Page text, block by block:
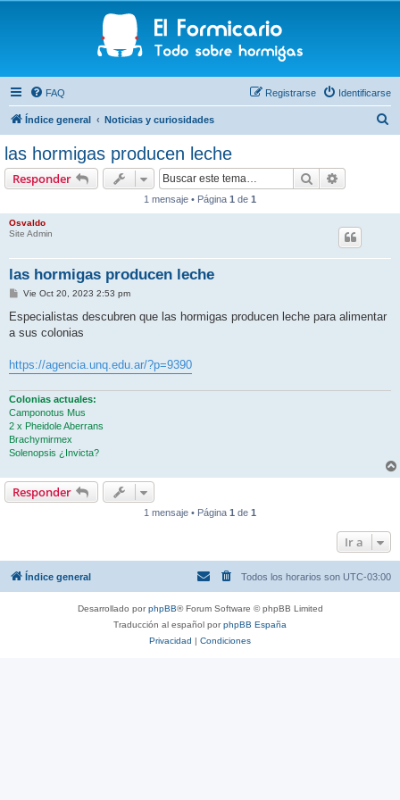
FAQ Identificarse
Registrarse
Índice general Noticias y curiosidades
las hormigas producen leche
Responder Buscar
1 mensaje • Página 1 de 1
Osvaldo
Site Admin
las hormigas producen leche
M
n
s
a
Vie Oct 20, 2023 2:53 pm
Especialistas descubren que las hormigas producen leche para alimentar
a sus colonias
https://agencia.unq.edu.ar/?p=9390
Colonias actuales:
Camponotus Mus
2 x Pheidole Aberrans
Brachymirmex
Solenopsis ¿Invicta?
Responder
1 mensaje • Página 1 de 1
Ir a
Índice general Todos los horarios son UTC-03:00
Desarrollado porphpBB® Forum Software © phpBB Limited
Traducción al español porphpBB España
Privacidad | Condiciones